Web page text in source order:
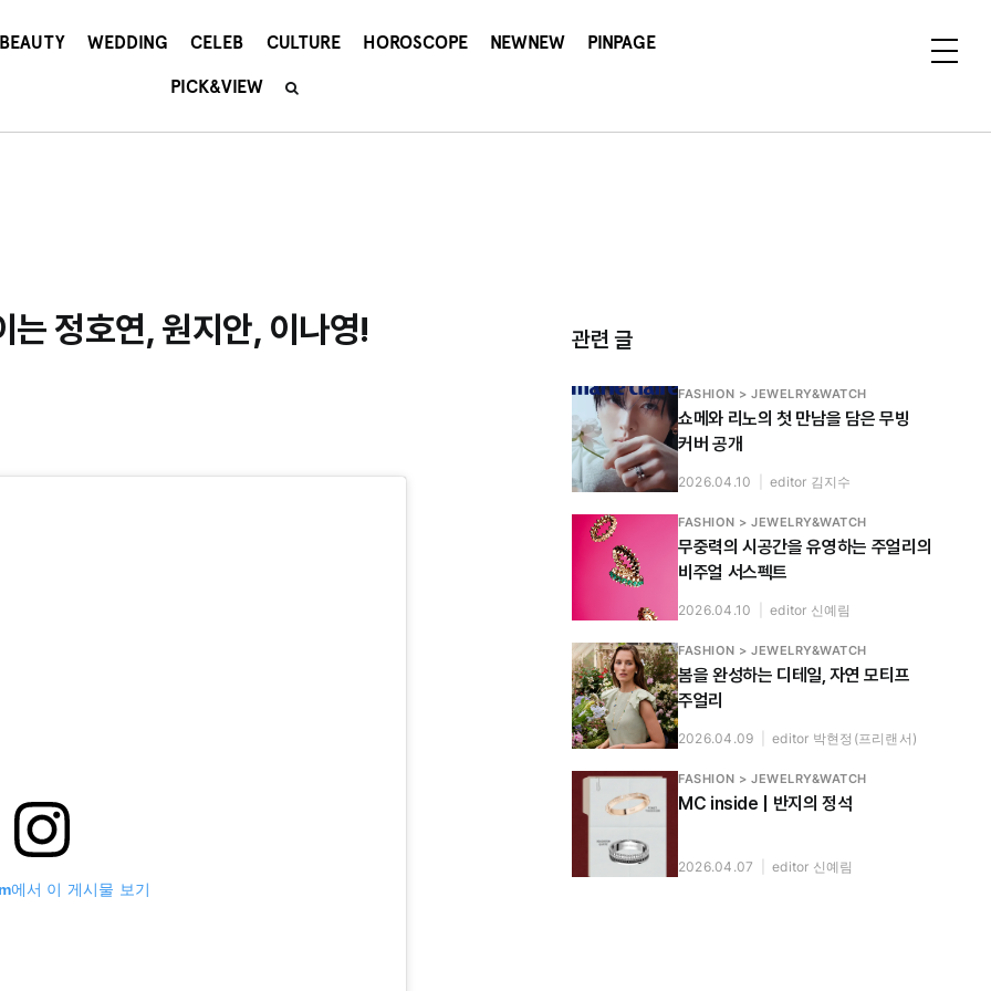
BEAUTY WEDDING CELEB CULTURE HOROSCOPE NEWNEW PINPAGE
PICK&VIEW
는 정호연, 원지안, 이나영!
에서 이 게시물 보기
관련 글
FASHION > JEWELRY&WATCH
쇼메와 리노의 첫 만남을 담은 무빙
커버 공개
2026.04.10 editor 김지수
FASHION > JEWELRY&WATCH
무중력의 시공간을 유영하는 주얼리의
비주얼 서스펙트
2026.04.10 editor 신예림
FASHION > JEWELRY&WATCH
봄을 완성하는 디테일, 자연 모티프
주얼리
2026.04.09 editor 박현정(프리랜서)
FASHION > JEWELRY&WATCH
MC inside | 반지의 정석
2026.04.07 editor 신예림